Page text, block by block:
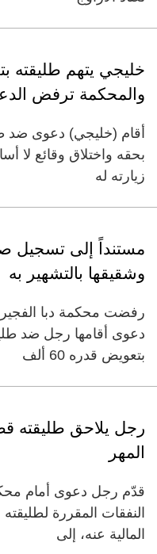
خليجي يتهم طليقته
والمحكمة ترفض
أقام (خليجي) دعوى ضد
بحقه واختلاق وقائع لا
زيارته له
مستنداً إلى تسجيل
وشقيقها بالتشهير به
رفضت محكمة دبا الفجيرة
دعوى أقامها رجل ضد
بتعويض قدره 60 ألف
رجل يلاحق طليقته
المهر
قدّم رجل دعوى أمام
النفقات المقررة
المالية عنه، إلى